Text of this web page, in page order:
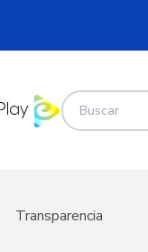
Transparencia